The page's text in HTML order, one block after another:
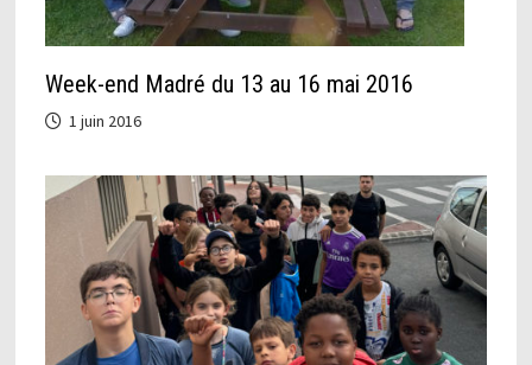
Week-end Madré du 13 au 16 mai 2016
1 juin 2016